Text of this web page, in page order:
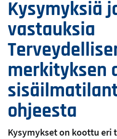
Kysymyksiä
vastauksia
merkityksen
ohjeesta
Kysymykset on koottu eri